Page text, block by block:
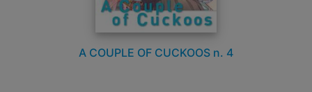
A COUPLE OF CUCKOOS n. 4